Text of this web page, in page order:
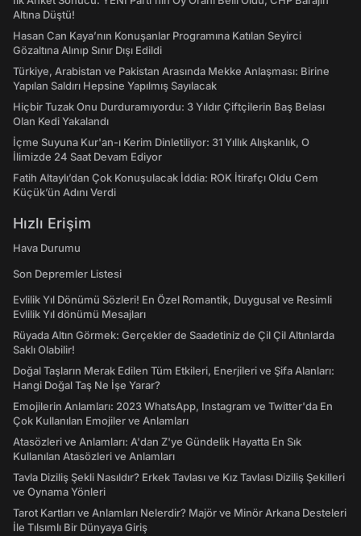
Altına Düştü!
Hasan Can Kaya’nın Konuşanlar Programına Katılan Seyirci
Gözaltına Alınıp Sınır Dışı Edildi
Türkiye, Arabistan ve Pakistan Arasında Mekke Anlaşması: Birine
Yapılan Saldırı Hepsine Yapılmış Sayılacak
Hiçbir Tuzak Onu Durduramıyordu: 3 Yıldır Çiftçilerin Baş Belası
Olan Kedi Yakalandı
İçme Suyuna Kur'an-ı Kerim Dinletiliyor: 31 Yıllık Alışkanlık, O
İlimizde 24 Saat Devam Ediyor
Fatih Altaylı’dan Çok Konuşulacak İddia: ROK İtirafçı Oldu Cem
Küçük’ün Adını Verdi
Hızlı Erişim
Hava Durumu
Son Depremler Listesi
Evlilik Yıl Dönümü Sözleri! En Özel Romantik, Duygusal ve Resimli
Evlilik Yıl dönümü Mesajları
Rüyada Altın Görmek: Gerçekler de Saadetiniz de Çil Çil Altınlarda
Saklı Olabilir!
Doğal Taşların Merak Edilen Tüm Etkileri, Enerjileri ve Şifa Alanları:
Hangi Doğal Taş Ne İşe Yarar?
Emojilerin Anlamları: 2023 WhatsApp, Instagram ve Twitter'da En
Çok Kullanılan Emojiler ve Anlamları
Atasözleri ve Anlamları: A'dan Z'ye Gündelik Hayatta En Sık
Kullanılan Atasözleri ve Anlamları
Tavla Diziliş Şekli Nasıldır? Erkek Tavlası ve Kız Tavlası Diziliş Şekilleri
ve Oynama Yönleri
Tarot Kartları ve Anlamları Nelerdir? Majör ve Minör Arkana Desteleri
İle Tılsımlı Bir Dünyaya Giriş